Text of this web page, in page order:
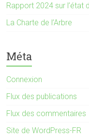
Rapport 2024 sur l’état
La Charte de l’Arbre
Méta
Connexion
Flux des publications
Flux des commentaires
Site de WordPress-FR